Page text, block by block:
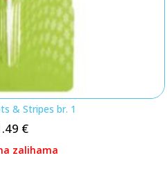
& Stripes br. 1
€
zalihama